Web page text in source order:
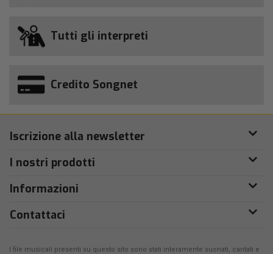
Tutti gli interpreti
Credito Songnet
Iscrizione alla newsletter
I nostri prodotti
Informazioni
Contattaci
I file musicali presenti su questo sito sono stati interamente suonati, cantati e